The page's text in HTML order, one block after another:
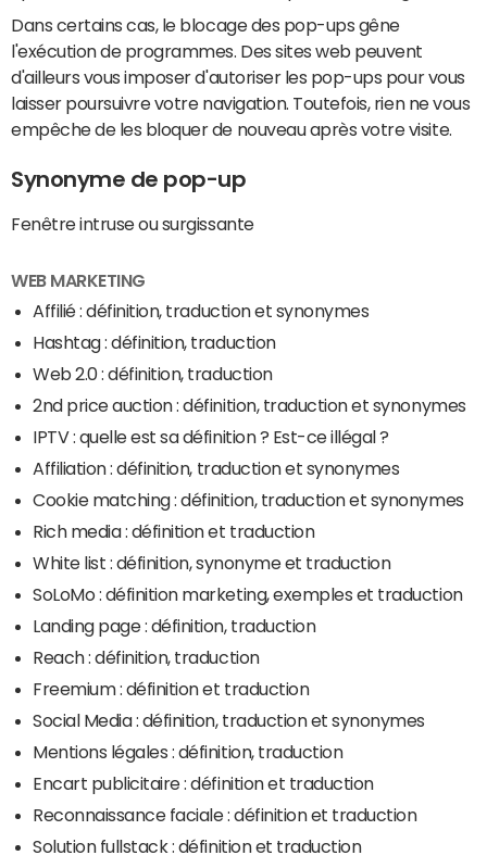
Dans certains cas, le blocage des pop-ups gêne
l'exécution de programmes. Des sites web peuvent
d'ailleurs vous imposer d'autoriser les pop-ups pour vous
laisser poursuivre votre navigation. Toutefois, rien ne vous
empêche de les bloquer de nouveau après votre visite.
Synonyme de pop-up
Fenêtre intruse ou surgissante
WEB MARKETING
Affilié : définition, traduction et synonymes
Hashtag : définition, traduction
Web 2.0 : définition, traduction
2nd price auction : définition, traduction et synonymes
IPTV : quelle est sa définition ? Est-ce illégal ?
Affiliation : définition, traduction et synonymes
Cookie matching : définition, traduction et synonymes
Rich media : définition et traduction
White list : définition, synonyme et traduction
SoLoMo : définition marketing, exemples et traduction
Landing page : définition, traduction
Reach : définition, traduction
Freemium : définition et traduction
Social Media : définition, traduction et synonymes
Mentions légales : définition, traduction
Encart publicitaire : définition et traduction
Reconnaissance faciale : définition et traduction
Solution fullstack : définition et traduction